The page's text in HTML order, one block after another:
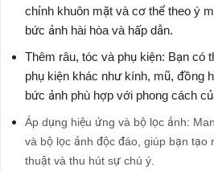
chỉnh khuôn mặt và cơ thể theo ý
bức ảnh hài hòa và hấp dẫn.
Thêm râu, tóc và phụ kiện: Bạn có
phụ kiện khác như kính, mũ, đồng
bức ảnh phù hợp với phong cách
Áp dụng hiệu ứng và bộ lọc ảnh:
và bộ lọc ảnh độc đáo, giúp bạn tạo
thuật và thu hút sự chú ý.